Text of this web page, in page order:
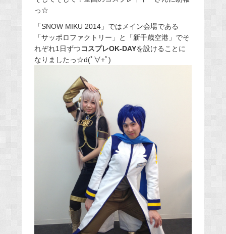
っ☆
「SNOW MIKU 2014」ではメイン会場である
「サッポロファクトリー」と「新千歳空港」でそ
れぞれ1日ずつコスプレOK-DAYを設けることに
なりましたっ☆d(ﾟ∀+ﾟ)